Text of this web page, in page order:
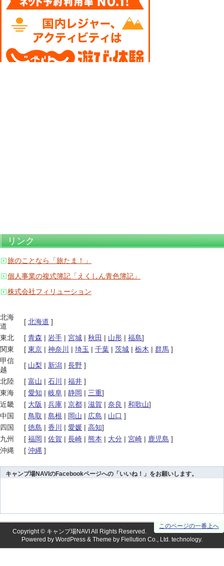
リンク
旅のことなら「旅たま！」
個人事業の複式簿記「えくしん青色簿記」
株式会社フィリューション
北海
道
[ 北海道 ]
東北
[ 青森 | 岩手 | 宮城 | 秋田 | 山形 | 福島]
関東
[ 東京 | 神奈川 | 埼玉 | 千葉 | 茨城 | 栃木 | 群馬 ]
甲信
越
[ 山梨 | 新潟 | 長野 ]
北陸
[ 富山 | 石川 | 福井 ]
東海
[ 愛知 | 岐阜 | 静岡 | 三重]
近畿
[ 大阪 | 兵庫 | 京都 | 滋賀 | 奈良 | 和歌山]
中国
[ 鳥取 | 島根 | 岡山 | 広島 | 山口 ]
四国
[ 徳島 | 香川 | 愛媛 | 高知]
九州
[ 福岡 | 佐賀 | 長崎 | 熊本 | 大分 | 宮崎 | 鹿児島 ]
沖縄
[ 沖縄 ]
キャンプ場NAVIのFacebookページへの「いいね！」をお願いします。
このページの一番上へ
Copyright © キャンプ場NAVI All Rights Reserved.
Powered by WordPress & Theme by Fiellution Co., Ltd. technology.